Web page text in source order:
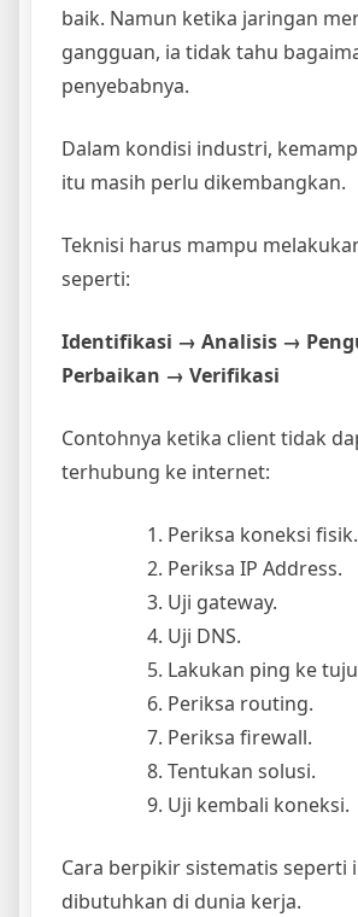
baik. Namun ketika jaringan
gangguan, ia tidak tahu
penyebabnya.
Dalam kondisi industri,
itu masih perlu dikembangkan.
Teknisi harus mampu
seperti:
Identifikasi → Analisis →
Perbaikan → Verifikasi
Contohnya ketika client tidak
terhubung ke internet:
Periksa koneksi fisik.
Periksa IP Address.
Uji gateway.
Uji DNS.
Lakukan ping ke
Periksa routing.
Periksa firewall.
Tentukan solusi.
Uji kembali koneksi.
Cara berpikir sistematis seperti
dibutuhkan di dunia kerja.